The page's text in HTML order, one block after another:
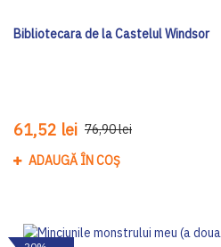
Bibliotecara de la Castelul Windsor
61,52 lei 76,90 lei
ADAUGĂ ÎN COȘ